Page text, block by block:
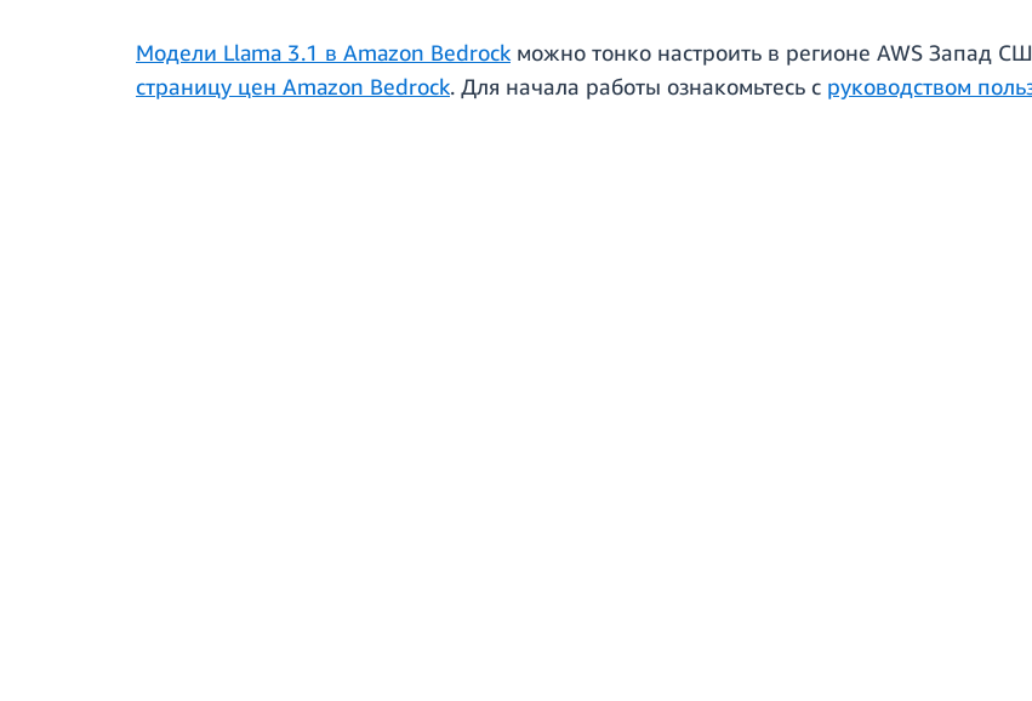
Модели Llama 3.1 в Amazon Bedrock можно тонко настроить в регионе AWS Запад
страницу цен Amazon Bedrock. Для начала работы ознакомьтесь с руководством